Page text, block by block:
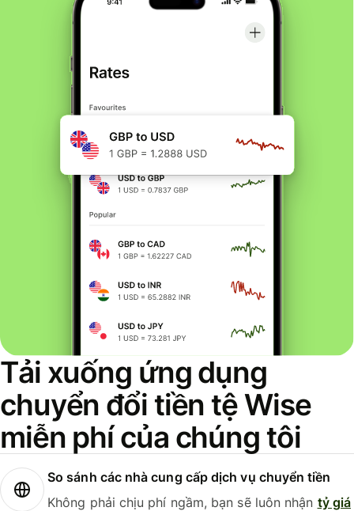
Tải xuống ứng dụng
chuyển đổi tiền tệ Wise
miễn phí của chúng tôi
So sánh các nhà cung cấp dịch vụ chuyển tiền
Không phải chịu phí ngầm, bạn sẽ luôn nhận tỷ giá